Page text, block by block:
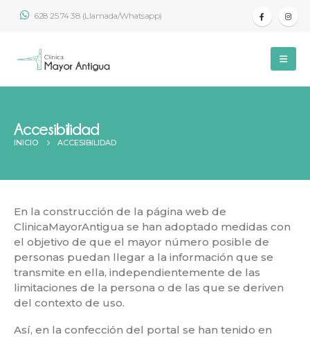
628 25 74 38 (Llamada/Whatsapp)
Accesibilidad
INICIO ACCESIBILIDAD
En la construcción de la página web de
ClinicaMayorAntigua se han adoptado medidas con
el objetivo de que el mayor número posible de
personas puedan llegar a la información que se
transmite en ella, independientemente de las
limitaciones de la persona o de las que se deriven
del contexto de uso.
Así, en la confección del portal se han tenido en